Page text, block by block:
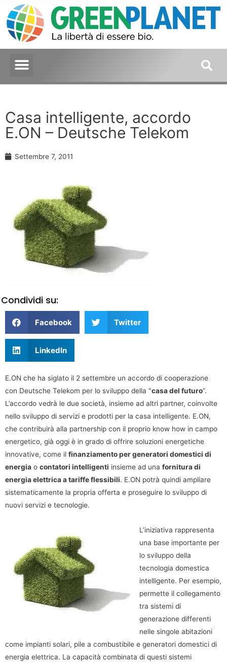
Casa intelligente, accordo
E.ON – Deutsche Telekom
Settembre 7, 2011
Condividi su:
Facebook Twitter
LinkedIn
E.ON che ha siglato il 2 settembre un accordo di cooperazione
con Deutsche Telekom per lo sviluppo della "casa del futuro”.
L’accordo vedrà le due società, insieme ad altri partner, coinvolte
nello sviluppo di servizi e prodotti per la casa intelligente. E.ON,
che contribuirà alla partnership con il proprio know how in campo
energetico, già oggi è in grado di offrire soluzioni energetiche
innovative, come il finanziamento per generatori domestici di
energia o contatori intelligenti insieme ad una fornitura di
energia elettrica a tariffe flessibili. E.ON potrà quindi ampliare
sistematicamente la propria offerta e proseguire lo sviluppo di
nuovi servizi e tecnologie.
L’iniziativa rappresenta
una base importante per
lo sviluppo della
tecnologia domestica
intelligente. Per esempio,
permette il collegamento
tra sistemi di
generazione differenti
nelle singole abitazioni
come impianti solari, pile a combustibile e generatori domestici di
energia elettrica. La capacità combinata di questi sistemi